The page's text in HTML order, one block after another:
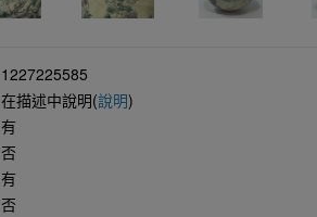
1227225585
在描述中說明(說明)
有
否
有
否